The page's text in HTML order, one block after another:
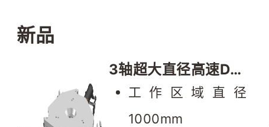
新品
3轴超大直径高速Del
ta
工作区域直径
1000mm